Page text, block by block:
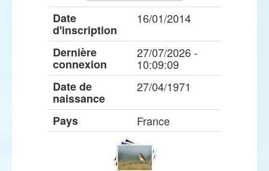
Date
d'inscription
16/01/2014
Dernière
connexion
27/07/2026 -
10:09:09
Date de
naissance
27/04/1971
Pays France